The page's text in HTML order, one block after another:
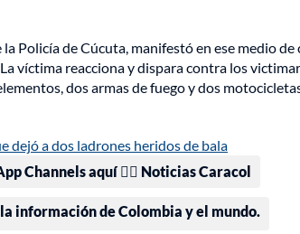
Policía de Cúcuta, manifestó en ese medio de
víctima reacciona y dispara contra los
dos armas de fuego y dos
dejó a dos ladrones heridos de bala
Channels aquí 👉🏻 Noticias Caracol
información de Colombia y el mundo.